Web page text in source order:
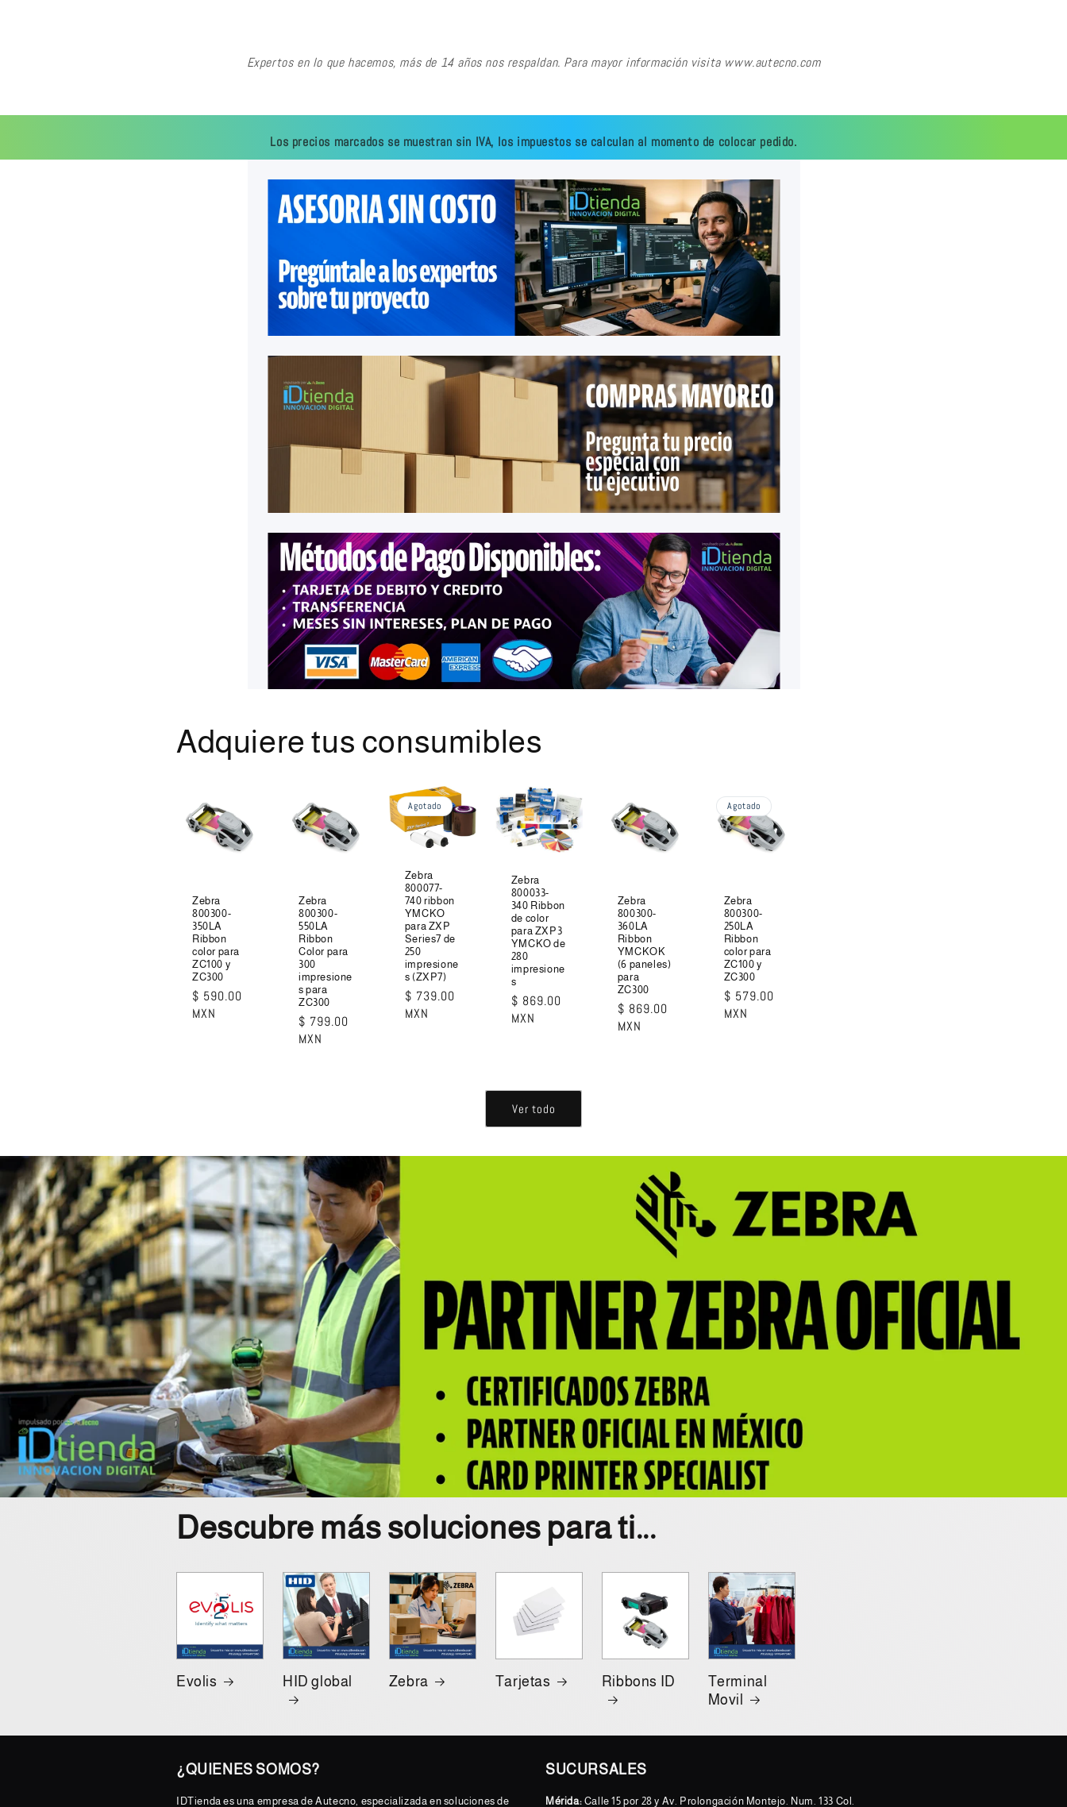
Expertos en lo que hacemos, más de 14 años nos respaldan. Para mayor información visita www.autecno.com
Los precios marcados se muestran sin IVA, los impuestos se calculan al momento de colocar pedido.
Adquiere tus consumibles
Zebra
800300-
350LA
Ribbon
color para
ZC100 y
ZC300
Precio
habitual
$ 590.00
MXN
Zebra
800300-
550LA
Ribbon
Color para
300
impresione
s para
ZC300
Precio
habitual
$ 799.00
MXN
Agotado
Zebra
800077-
740 ribbon
YMCKO
para ZXP
Series7 de
250
impresione
s (ZXP7)
Precio
habitual
$ 739.00
MXN
Zebra
800033-
340 Ribbon
de color
para ZXP3
YMCKO de
280
impresione
s
Precio
habitual
$ 869.00
MXN
Zebra
800300-
360LA
Ribbon
YMCKOK
(6 paneles)
para
ZC300
Precio
habitual
$ 869.00
MXN
Agotado
Zebra
800300-
250LA
Ribbon
color para
ZC100 y
ZC300
Precio
habitual
$ 579.00
MXN
Ver todo
Descubre más soluciones para ti...
Evolis HID global Zebra Tarjetas Ribbons ID
Terminal
Movil
¿QUIENES SOMOS?
IDTienda es una empresa de Autecno, especializada en soluciones de
SUCURSALES
Mérida: Calle 15 por 28 y Av. Prolongación Montejo. Num. 133 Col.